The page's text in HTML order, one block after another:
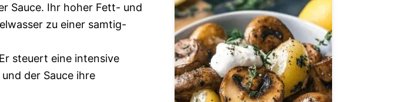
Sauce. Ihr hoher Fett- und
zu einer samtig-
steuert eine intensive
der Sauce ihre